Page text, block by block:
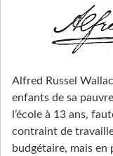
Alfred Russel
enfants de sa
l’école à 13 ans,
contraint de
budgétaire, mais